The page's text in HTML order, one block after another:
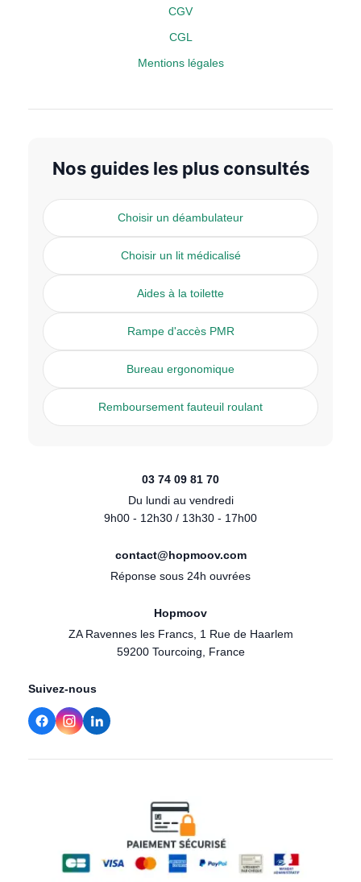
CGV
CGL
Mentions légales
Nos guides les plus consultés
Choisir un déambulateur
Choisir un lit médicalisé
Aides à la toilette
Rampe d'accès PMR
Bureau ergonomique
Remboursement fauteuil roulant
03 74 09 81 70
Du lundi au vendredi
9h00 - 12h30 / 13h30 - 17h00
contact@hopmoov.com
Réponse sous 24h ouvrées
Hopmoov
ZA Ravennes les Francs, 1 Rue de Haarlem
59200 Tourcoing, France
Suivez-nous